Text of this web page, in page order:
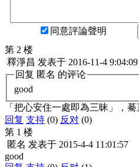
同意評論聲明
第 2 楼
釋淨昌 发表于 2016-11-4 9:04:09
回复 匿名 的评论
good
「把心安住一處即為三昧」，
回复 支持 (0) 反对 (0)
第 1 楼
匿名 发表于 2015-4-4 11:01:57
good